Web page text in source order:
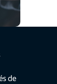
de